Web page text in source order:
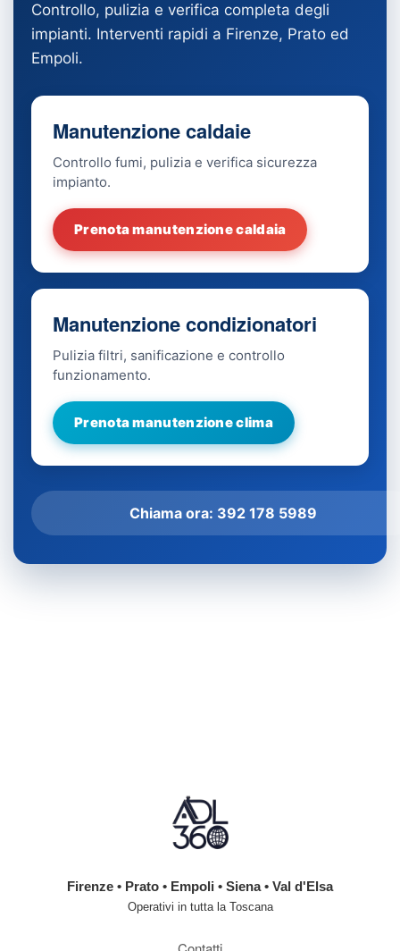
Controllo, pulizia e verifica completa degli
impianti. Interventi rapidi a Firenze, Prato ed
Empoli.
Manutenzione caldaie
Controllo fumi, pulizia e verifica sicurezza
impianto.
Prenota manutenzione caldaia
Manutenzione condizionatori
Pulizia filtri, sanificazione e controllo
funzionamento.
Prenota manutenzione clima
Chiama ora: 392 178 5989
Firenze • Prato • Empoli • Siena • Val d'Elsa
Operativi in tutta la Toscana